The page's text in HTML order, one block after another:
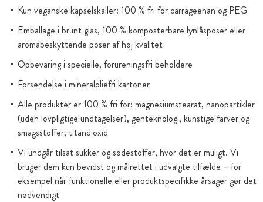
Kun veganske kapselskaller: 100 % fri for carrageenan og PEG
Emballage i brunt glas, 100 % komposterbare lynlåsposer eller
aromabeskyttende poser af høj kvalitet
Opbevaring i specielle, forureningsfri beholdere
Forsendelse i mineraloliefri kartoner
Alle produkter er 100 % fri for: magnesiumstearat, nanopartikler
(uden lovpligtige undtagelser), genteknologi, kunstige farver og
smagsstoffer, titandioxid
Vi undgår tilsat sukker og sødestoffer, hvor det er muligt. Vi
bruger dem kun bevidst og målrettet i udvalgte tilfælde – for
eksempel når funktionelle eller produktspecifikke årsager gør det
nødvendigt